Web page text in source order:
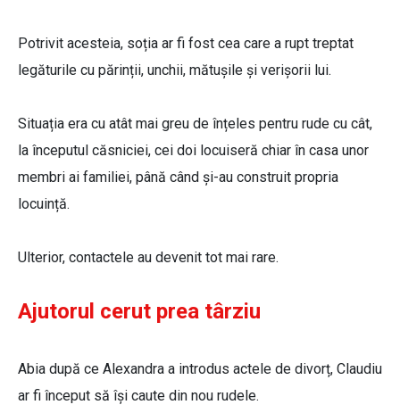
Potrivit acesteia, soția ar fi fost cea care a rupt treptat
legăturile cu părinții, unchii, mătușile și verișorii lui.
Situația era cu atât mai greu de înțeles pentru rude cu cât,
la începutul căsniciei, cei doi locuiseră chiar în casa unor
membri ai familiei, până când și-au construit propria
locuință.
Ulterior, contactele au devenit tot mai rare.
Ajutorul cerut prea târziu
Abia după ce Alexandra a introdus actele de divorț, Claudiu
ar fi început să își caute din nou rudele.